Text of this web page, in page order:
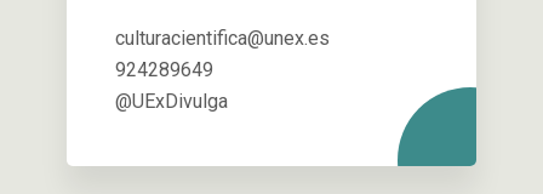
culturacientifica@unex.es
924289649
@UExDivulga